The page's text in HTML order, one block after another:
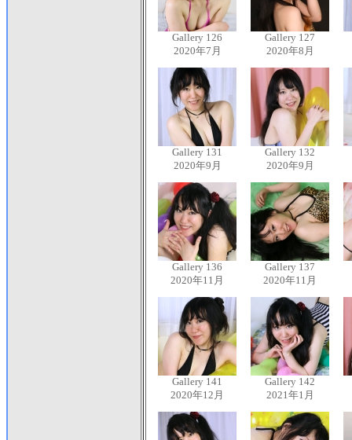
Gallery 126
2020年7月
Gallery 127
2020年8月
Gallery 131
2020年9月
Gallery 132
2020年9月
Gallery 136
2020年11月
Gallery 137
2020年11月
Gallery 141
2020年12月
Gallery 142
2021年1月